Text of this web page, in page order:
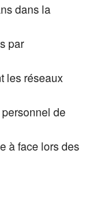
dans la
par
les réseaux
de
à face lors des